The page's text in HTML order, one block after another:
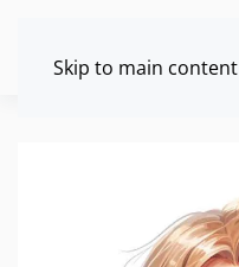
Skip to main content